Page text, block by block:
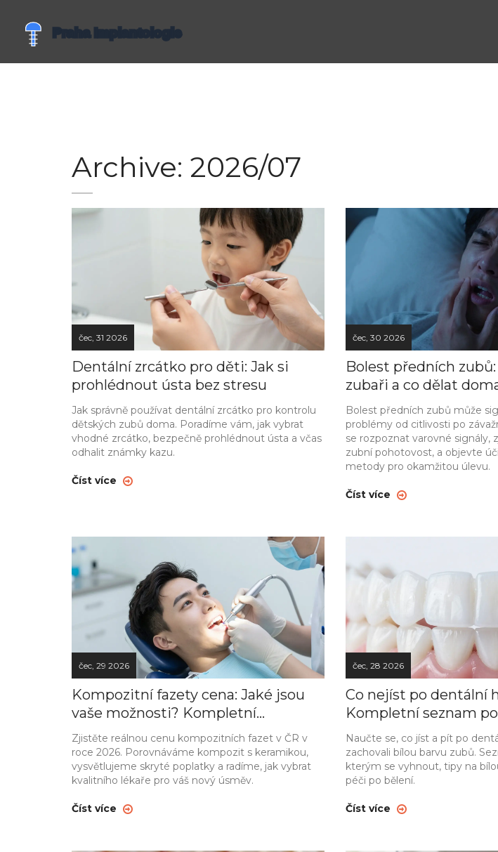
Archive: 2026/07
čec, 31 2026
Dentální zrcátko pro děti: Jak si
prohlédnout ústa bez stresu
Jak správně používat dentální zrcátko pro kontrolu
dětských zubů doma. Poradíme vám, jak vybrat
vhodné zrcátko, bezpečně prohlédnout ústa a včas
odhalit známky kazu.
Číst více
čec, 30 2026
Bolest předních
zubaři a co dělat
Bolest předních zubů může
problémy od citlivosti po
se rozpoznat varovné signály,
zubní pohotovost, a objevte
metody pro okamžitou úlevu.
Číst více
čec, 29 2026
Kompozitní fazety cena: Jaké jsou
vaše možnosti? Kompletní
průvodce
Zjistěte reálnou cenu kompozitních fazet v ČR v
roce 2026. Porovnáváme kompozit s keramikou,
vysvětlujeme skryté poplatky a radíme, jak vybrat
kvalitního lékaře pro váš nový úsměv.
Číst více
čec, 28 2026
Co nejíst po dentální
Kompletní seznam
nápojů
Naučte se, co jíst a pít po
zachovali bílou barvu zubů.
kterým se vyhnout, tipy na
péči po bělení.
Číst více